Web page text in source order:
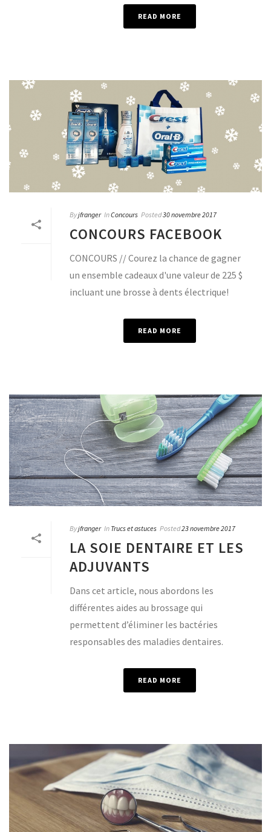
READ MORE
Byjfranger InConcours Posted30 novembre 2017
CONCOURS FACEBOOK
CONCOURS // Courez la chance de gagner
un ensemble cadeaux d'une valeur de 225 $
incluant une brosse à dents électrique!
READ MORE
Byjfranger In Trucs et astuces Posted23 novembre 2017
LA SOIE DENTAIRE ET LES
ADJUVANTS
Dans cet article, nous abordons les
différentes aides au brossage qui
permettent d’éliminer les bactéries
responsables des maladies dentaires.
READ MORE